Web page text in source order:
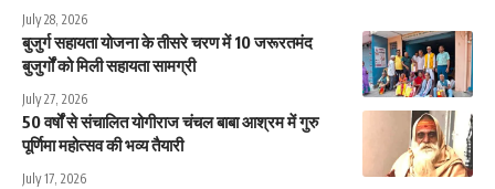
July 28, 2026
बुजुर्ग सहायता योजना के तीसरे चरण में 10 जरूरतमंद
बुजुर्गों को मिली सहायता सामग्री
July 27, 2026
50 वर्षों से संचालित योगीराज चंचल बाबा आश्रम में गुरु
पूर्णिमा महोत्सव की भव्य तैयारी
July 17, 2026